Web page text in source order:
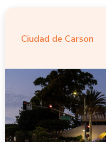
Ciudad de Carson